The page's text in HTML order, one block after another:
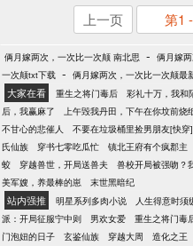
上一页 第1
俩月嫁两次，一次比一次颠 南北思 - 俩月嫁
一次颠txt下载 - 俩月嫁两次，一次比一次颠最
大家在看 重生之将门毒后 彩礼十万，我和
后，我赢麻了
上午毁我丹田，下午在你坟前烧
不甘心的悲催人
不要在垃圾桶里捡男朋友[快穿]
氏仙族
穿书七零吃瓜忙 镇北王府有个疯郡主
蛟
穿越兽世，开局送兽夫 兽校开局被强吻？
美军嫂，养最棒的崽
末世黑暗纪
站内强推 明星系列多肉小说 人生得意时须
派：开局征服宁中则
男欢女爱 重生之将门毒
门泡妞的日子
玄鉴仙族 穿越大周 造化之王